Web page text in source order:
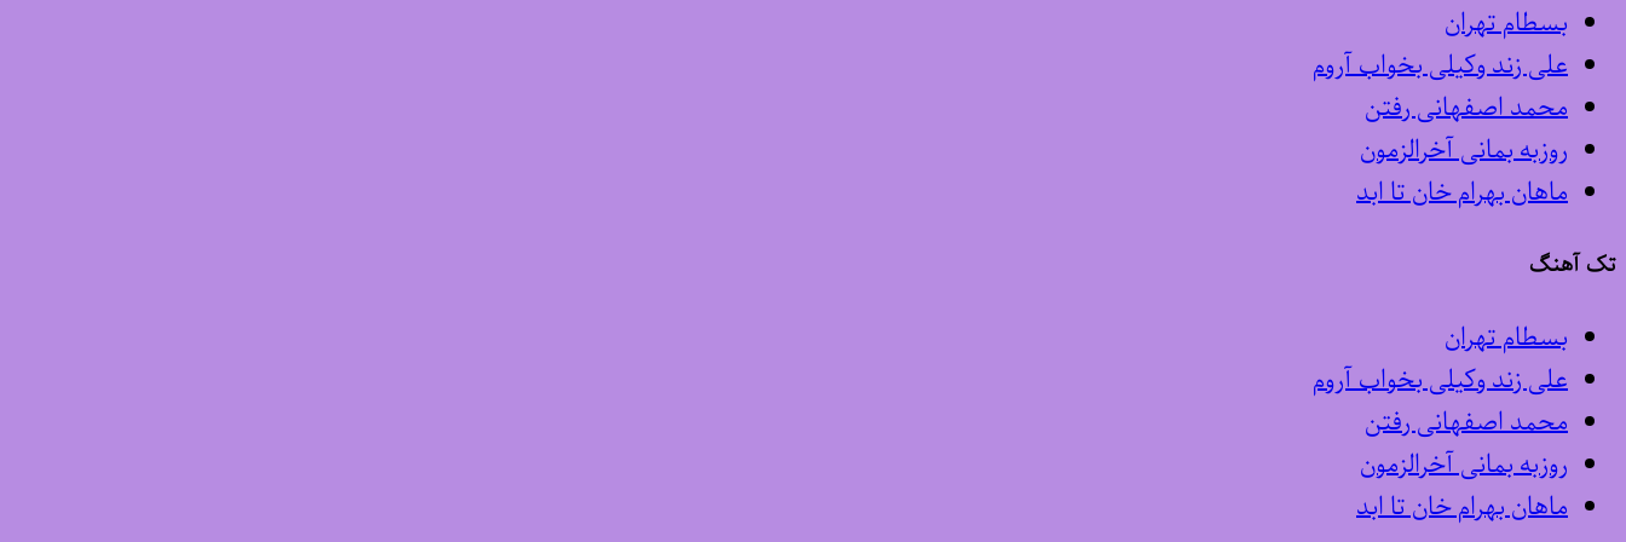
بسطام تهران
علی زند وکیلی بخواب آروم
محمد اصفهانی رفتن
روزبه بمانی آخرالزمون
ماهان بهرام خان تا ابد
تک آهنگ
بسطام تهران
علی زند وکیلی بخواب آروم
محمد اصفهانی رفتن
روزبه بمانی آخرالزمون
ماهان بهرام خان تا ابد